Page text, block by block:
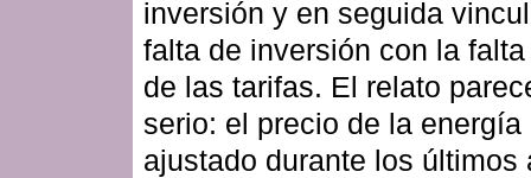
inversión y en seguida
falta de inversión con la
de las tarifas. El relato
serio: el precio de la energía
ajustado durante los últimos